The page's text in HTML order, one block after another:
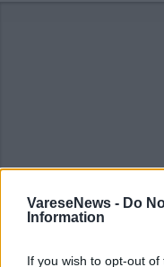
VareseNews - Do
Information
If you wish to opt-out